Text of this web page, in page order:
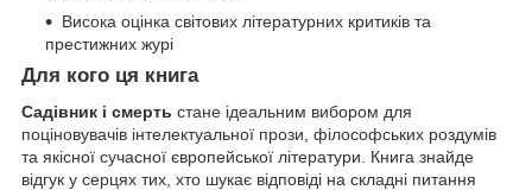
Висока оцінка світових літературних критиків та
престижних журі
Для кого ця книга
Садівник і смерть стане ідеальним вибором для
поціновувачів інтелектуальної прози, філософських роздумів
та якісної сучасної європейської літератури. Книга знайде
відгук у серцях тих, хто шукає відповіді на складні питання